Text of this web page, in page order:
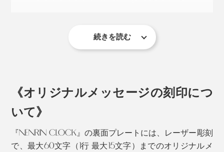
に、ずっとつくってきました。
ミマツ工芸の2代目社長、實松英樹（さねまつ・ひで
思いを抱えていました。
続きを読む
《オリジナルメッセージの刻印につ
いて》
『NENRIN CLOCK』の裏面プレートには、レーザー彫刻
で、最大60文字（1行 最大15文字）までのオリジナルメ